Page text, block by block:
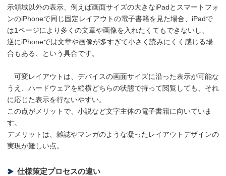
示領域以外の表示、例えば画面サイズの大きなiPadとスマートフォ
ンのiPhoneで同じ固定レイアウトの電子書籍を見た場合、iPadで
は1ページにより多くの文章や画像を入れたくてもできないし、
逆にiPhoneでは文章や画像が多すぎて小さく読みにくく感じる場
合もある、という具合です。
可変レイアウトは、デバイスの画面サイズに沿った表示が可能な
うえ、ハードウェアを縦横どちらの状態で持って閲覧しても、それ
に応じた表示を行ないやすい。
この点がメリットで、小説など文字主体の電子書籍に向いていま
す。
デメリットは、雑誌やマンガのような凝ったレイアウトデザインの
実現が難しい点。
仕様策定プロセスの違い